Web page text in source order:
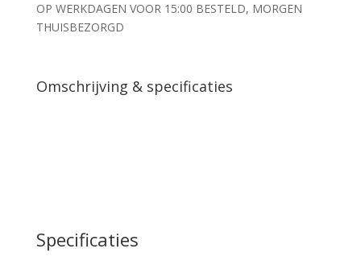
OP WERKDAGEN VOOR 15:00 BESTELD, MORGEN
THUISBEZORGD
Omschrijving & specificaties
Specificaties